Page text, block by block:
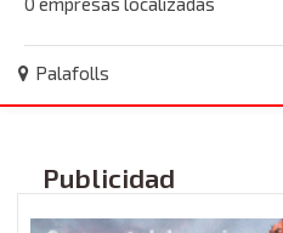
Palafolls
Publicidad